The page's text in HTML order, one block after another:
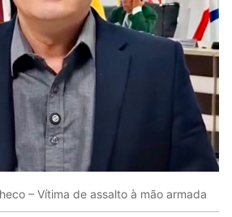
– Vítima de assalto à mão armada